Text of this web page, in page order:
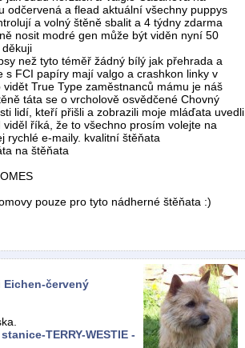
odčervená a flead aktuální všechny puppys
a volný štěně sbalit a 4 týdny zdarma
nosit modré gen může být viděn nyní 50
než tyto téměř žádný bílý jak přehrada a
s FCI papíry mají valgo a crashkon linky v
True Type zaměstnanců mámu je náš
táta se o vrcholově osvědčené Chovný
lidí, kteří přišli a zobrazili moje mláďata uvedli
říká, že to všechno prosím volejte na
rychlé e-maily. kvalitní štěňata
na štěňata
pouze pro tyto nádherné štěňata :)
Eichen-červený
TERRY-WESTIE -